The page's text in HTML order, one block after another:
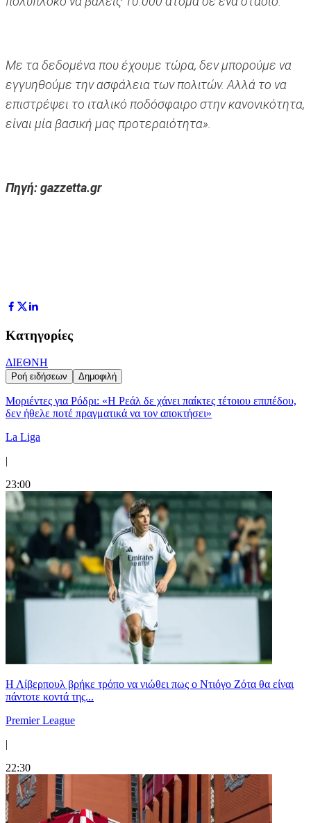
Με τα δεδομένα που έχουμε τώρα, δεν μπορούμε να
εγγυηθούμε την ασφάλεια των πολιτών. Αλλά το να
επιστρέψει το ιταλικό ποδόσφαιρο στην κανονικότητα,
είναι μία βασική μας προτεραιότητα».
Πηγή: gazzetta.gr
Κατηγορίες
ΔΙΕΘΝΗ
Ροή ειδήσεων Δημοφιλή
Μοριέντες για Ρόδρι: «Η Ρεάλ δε χάνει παίκτες τέτοιου επιπέδου,
δεν ήθελε ποτέ πραγματικά να τον αποκτήσει»
La Liga
|
23:00
Η Λίβερπουλ βρήκε τρόπο να νιώθει πως ο Ντιόγο Ζότα θα είναι
πάντοτε κοντά της...
Premier League
|
22:30